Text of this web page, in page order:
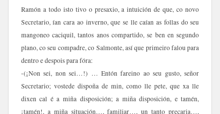
Ramón a todo isto tivo o presaxio, a intuición de que, co novo
Secretario, ían cara ao inverno, que se lle caían as follas do seu
mangoneo caciquil, tantos anos compartido, se ben en segundo
plano, co seu compadre, co Salmonte, así que primeiro falou para
dentro e despois para fóra:
-(¡Non sei, non sei…!) … Entón fareino ao seu gusto, señor
Secretario; vostede dispoña de min, como lle pete, que xa lle
dixen cal é a miña disposición; a miña disposición, e tamén,
¡tamén!, a miña situación…, familiar…, un tanto precaria…,